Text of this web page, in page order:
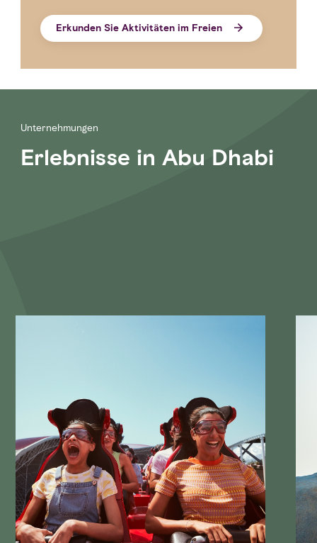
Wüste
jahrhundertealte Oasen.
Erkunden Sie Aktivitäten im Freien
Unternehmungen
Erlebnisse in Abu Dhabi